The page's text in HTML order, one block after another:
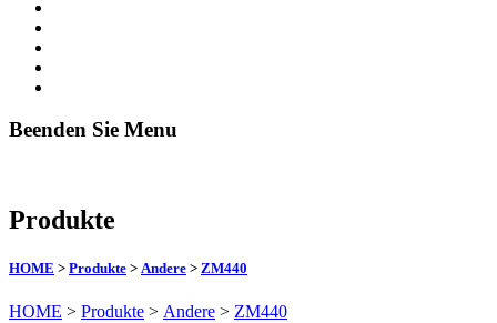
Beenden Sie Menu
Produkte
HOME > Produkte > Andere > ZM440
HOME > Produkte > Andere > ZM440